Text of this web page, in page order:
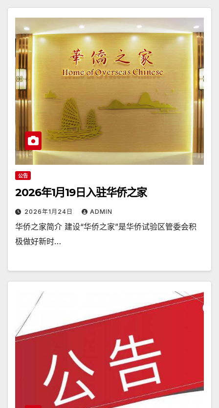
公告
2026年1月19日入驻华侨之家
2026年1月24日 ADMIN
华侨之家简介 建设“华侨之家”是华侨试验区管委会积
极做好新时…